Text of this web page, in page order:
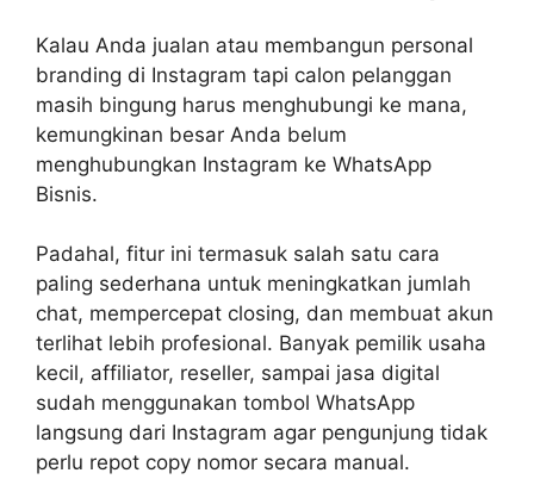
Kalau Anda jualan atau membangun personal
branding di Instagram tapi calon pelanggan
masih bingung harus menghubungi ke mana,
kemungkinan besar Anda belum
menghubungkan Instagram ke WhatsApp
Bisnis.
Padahal, fitur ini termasuk salah satu cara
paling sederhana untuk meningkatkan jumlah
chat, mempercepat closing, dan membuat akun
terlihat lebih profesional. Banyak pemilik usaha
kecil, affiliator, reseller, sampai jasa digital
sudah menggunakan tombol WhatsApp
langsung dari Instagram agar pengunjung tidak
perlu repot copy nomor secara manual.